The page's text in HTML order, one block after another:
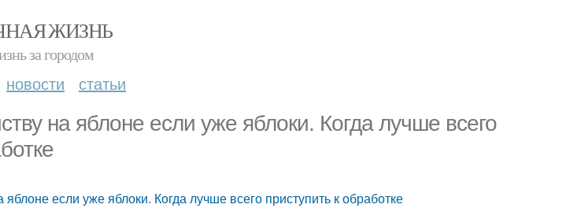
ЖИЗНЬ
за городом
новости статьи
на яблоне если уже яблоки. Когда лучше всего
если уже яблоки. Когда лучше всего приступить к обработке